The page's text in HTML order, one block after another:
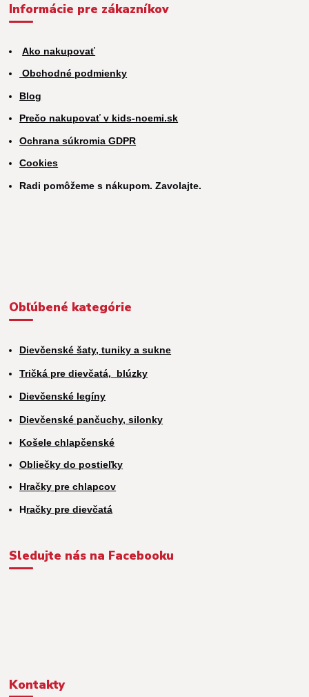
Informácie pre zákazníkov
Ako nakupovať
Obchodné podmienky
Blog
Prečo nakupovať v kids-noemi.sk
Ochrana súkromia GDPR
Cookies
Radi pomôžeme s nákupom. Zavolajte.
Obľúbené kategórie
Dievčenské šaty, tuniky a sukne
Tričká pre dievčatá, blúzky
Dievčenské legíny
Dievčenské pančuchy, silonky
Košele chlapčenské
Obliečky do postieľky
Hračky pre chlapcov
Hračky pre dievčatá
Sledujte nás na Facebooku
Kontakty